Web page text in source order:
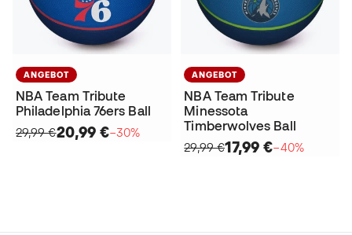
ANGEBOT
NBA Team Tribute
Philadelphia 76ers Ball
29,99 €20,99 €−30%
ANGEBOT
NBA Team Tribute
Minessota
Timberwolves Ball
29,99 €17,99 €−40%